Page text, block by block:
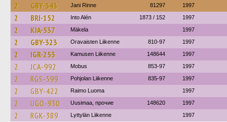
2 GBY-343 Jani Rinne 81297 1997
2 BRI-152 Into Alén 1873 / 152 1997
2 KIA-537 Mäkela 1997
2 GBY-323 Oravaisten Liikenne 810-97 1997
2 IGR-253 Kamusen Liikenne 148644 1997
2 JCA-992 Mobus 853-97 1997
2 RGS-599 Pohjolan Liikenne 835-97 1997
2 GBY-422 Raimo Luoma 1997
2 UGO-930 Uusimaa, прочие 148620 1997
2 RGK-389 Lyttylän Liikenne 1997